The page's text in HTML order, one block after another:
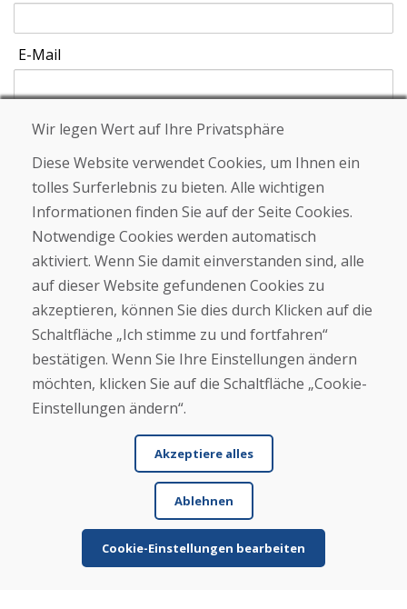
E-Mail
Helpline
info@domivosport.at
Über uns
Blog
Über uns
Geschäft
Kaufen
E-Shop
Geschäftsbedingungen
Transport
Zahlung
Beschwerde
Rückgabe und Umtausch von Waren
Wir legen Wert auf Ihre Privatsphäre
Diese Website verwendet Cookies, um Ihnen ein
tolles Surferlebnis zu bieten. Alle wichtigen
Informationen finden Sie auf der Seite Cookies.
Notwendige Cookies werden automatisch
aktiviert. Wenn Sie damit einverstanden sind, alle
auf dieser Website gefundenen Cookies zu
akzeptieren, können Sie dies durch Klicken auf die
Schaltfläche „Ich stimme zu und fortfahren“
bestätigen. Wenn Sie Ihre Einstellungen ändern
möchten, klicken Sie auf die Schaltfläche „Cookie-
Einstellungen ändern“.
Akzeptiere alles
Ablehnen
Cookie-Einstellungen bearbeiten